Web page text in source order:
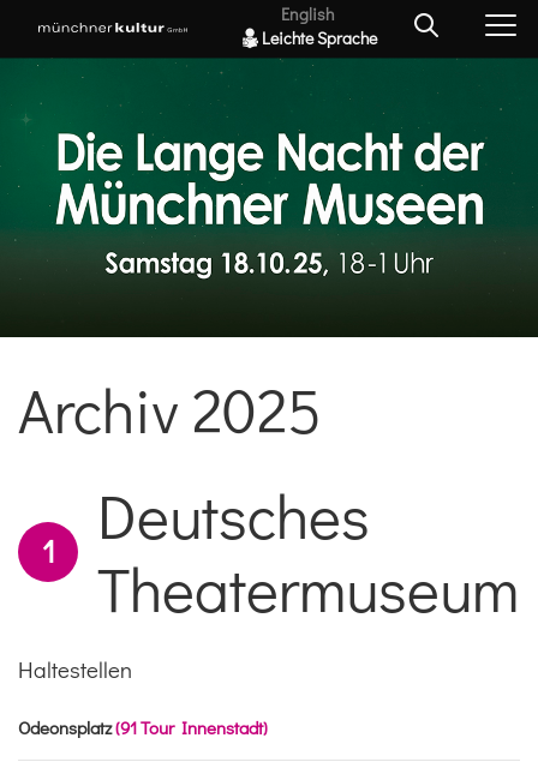
English
Leichte Sprache
Archiv 2025
1
Deutsches
Theatermuseum
Haltestellen
Odeonsplatz(91 Tour Innenstadt)